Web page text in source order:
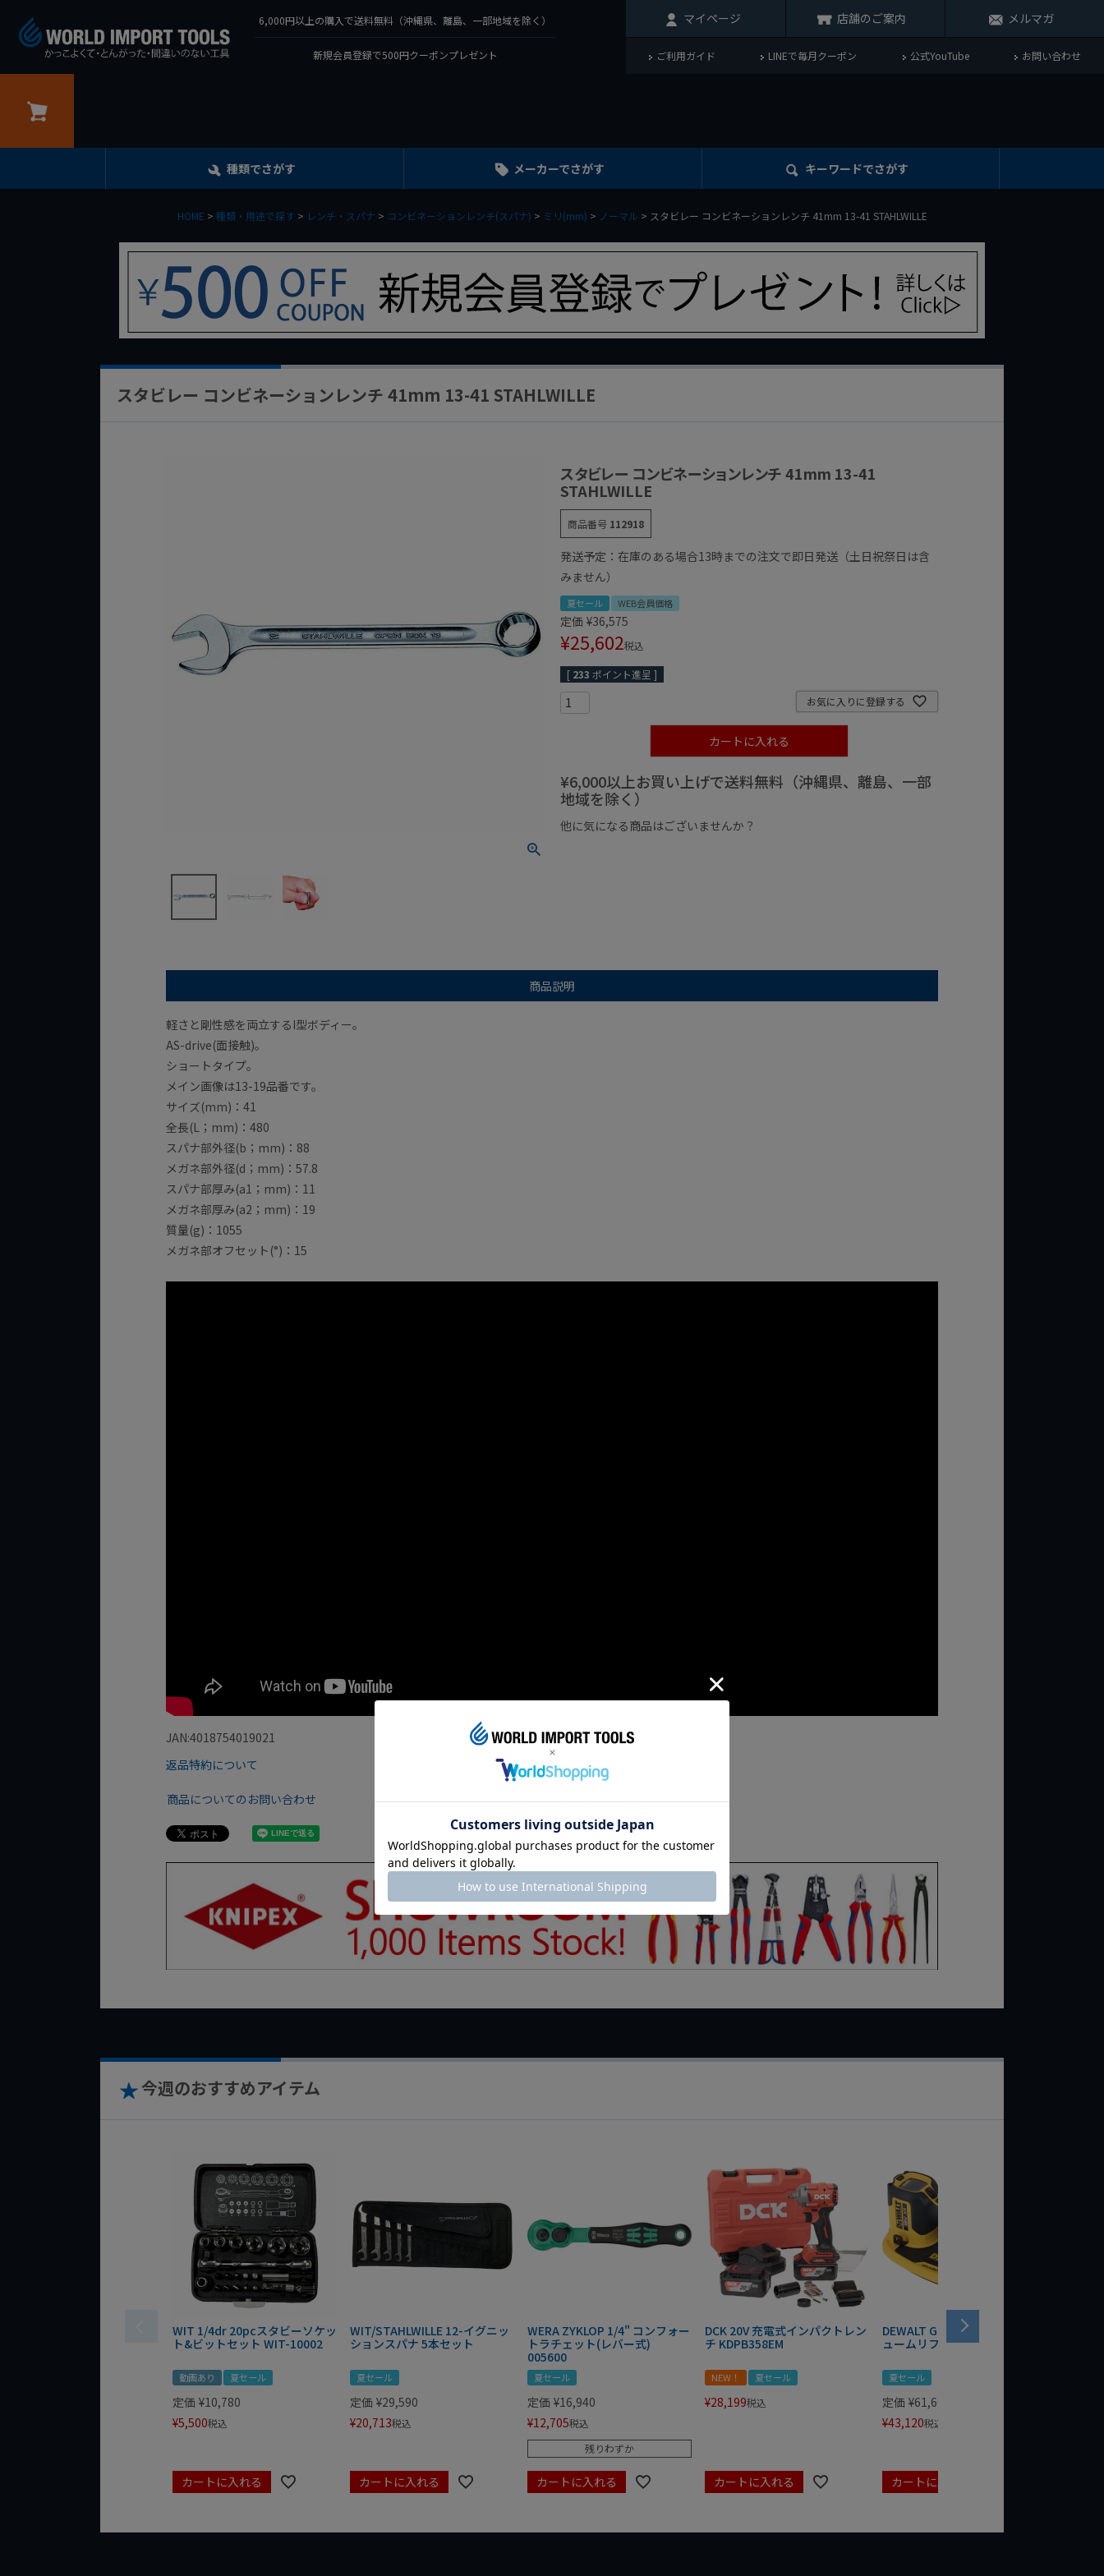
6,000円以上の購入で送料無料（沖縄県、離島、一部地域を除く）
新規会員登録で500円クーポンプレゼント
マイページ 店舗のご案内 メルマガ
ご利用ガイド LINEで毎月クーポン 公式YouTube お問い合わせ
種類でさがす メーカーでさがす キーワードでさがす
HOME 種類・用途で探す レンチ・スパナ コンビネーションレンチ(スパナ) ミリ(mm) ノーマル スタビレー コンビネーションレンチ 41mm 13-41 STAHLWILLE
スタビレー コンビネーションレンチ 41mm 13-41 STAHLWILLE
スタビレー コンビネーションレンチ 41mm 13-41
STAHLWILLE
商品番号 112918
発送予定：在庫のある場合13時までの注文で即日発送（土日祝祭日は含
みません）
夏セール WEB会員価格
定価 ¥36,575
¥25,602税込
[ 233 ポイント進呈 ]
お気に入りに登録する
カートに入れる
¥6,000以上お買い上げで送料無料（沖縄県、離島、一部
地域を除く）
他に気になる商品はございませんか？
商品説明
軽さと剛性感を両立するI型ボディー。
AS-drive(面接触)。
ショートタイプ。
メイン画像は13-19品番です。
サイズ(mm)：41
全長(L；mm)：480
スパナ部外径(b；mm)：88
メガネ部外径(d；mm)：57.8
スパナ部厚み(a1；mm)：11
メガネ部厚み(a2；mm)：19
質量(g)：1055
メガネ部オフセット(°)：15
JAN:4018754019021
返品特約について
商品についてのお問い合わせ
今週のおすすめアイテム
WIT 1/4dr 20pcスタビーソケッ
ト&ビットセット WIT-10002
動画あり 夏セール
定価 ¥10,780
¥5,500税込
カートに入れる
WIT/STAHLWILLE 12-イグニッ
ションスパナ 5本セット
夏セール
定価 ¥29,590
¥20,713税込
カートに入れる
WERA ZYKLOP 1/4" コンフォー
トラチェット(レバー式)
005600
夏セール
定価 ¥16,940
¥12,705税込
残りわずか
カートに入れる
DCK 20V 充電式インパクトレン
チ KDPB358EM
NEW！ 夏セール
¥28,199税込
カートに入れる
DEWALT GRABO 18V電動バキ
ュームリフター DCE590N-XJ
夏セール
定価 ¥61,600
¥43,120税込
カートに入れる